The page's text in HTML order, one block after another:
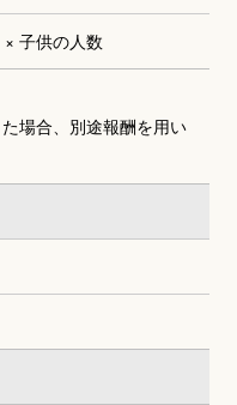
× 子供の人数
場合、別途報酬を用い